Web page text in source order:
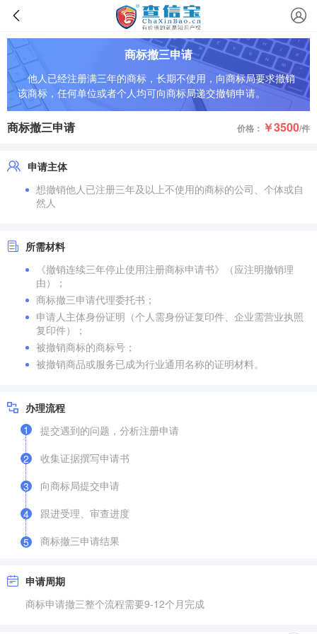
商标撤三申请
他人已经注册满三年的商标，长期不使用，向商标局要求撤销
该商标，任何单位或者个人均可向商标局递交撤销申请。
商标撤三申请 价格： ￥3500/件
申请主体
想撤销他人已注册三年及以上不使用的商标的公司、个体或自
然人
所需材料
《撤销连续三年停止使用注册商标申请书》（应注明撤销理
由）；
商标撤三申请代理委托书；
申请人主体身份证明（个人需身份证复印件、企业需营业执照
复印件）；
被撤销商标的商标号；
被撤销商品或服务已成为行业通用名称的证明材料。
办理流程
1
提交遇到的问题，分析注册申请
2
收集证据撰写申请书
3
向商标局提交申请
4
跟进受理、审查进度
5 商标撤三申请结果
申请周期
商标申请撤三整个流程需要9-12个月完成